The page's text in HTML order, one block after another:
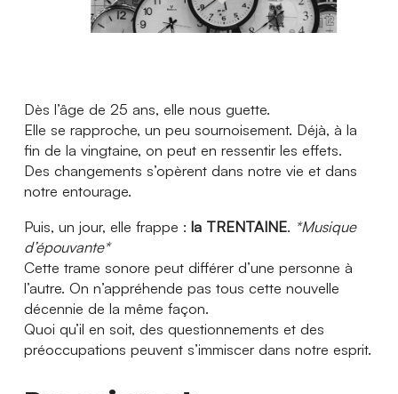
Espace municipalités
Dès l’âge de 25 ans, elle nous guette.
Elle se rapproche, un peu sournoisement. Déjà, à la
fin de la vingtaine, on peut en ressentir les effets.
Des changements s’opèrent dans notre vie et dans
notre entourage.
Puis, un jour, elle frappe : la TRENTAINE. *Musique
d’épouvante*
Cette trame sonore peut différer d’une personne à
l’autre. On n’appréhende pas tous cette nouvelle
décennie de la même façon.
Quoi qu’il en soit, des questionnements et des
préoccupations peuvent s’immiscer dans notre esprit.